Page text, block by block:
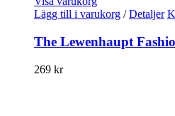
Lägg till i varukorg / Detaljer
The Lewenhaupt
269 kr